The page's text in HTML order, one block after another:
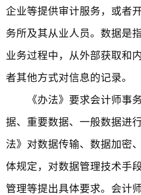
企业等提供审计服务，或者
务所及其从业人员。数据是
业务过程中，从外部获取和
者其他方式对信息的记录。
《办法》要求会计师事务
据、重要数据、一般数据进
法》对数据传输、数据加密
体规定，对数据管理技术手
管理等提出具体要求。会计